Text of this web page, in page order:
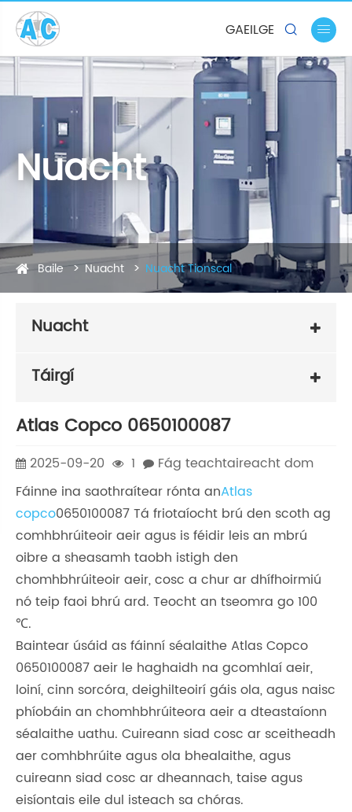
GAEILGE  
Nuacht
Baile Nuacht Nuacht Tionscal
Nuacht
Táirgí
Atlas Copco 0650100087
2025-09-20 1
Fág teachtaireacht dom
Fáinne ina saothraítear rónta anAtlas
copco0650100087 Tá friotaíocht brú den scoth ag
comhbhrúiteoir aeir agus is féidir leis an mbrú
oibre a sheasamh taobh istigh den
chomhbhrúiteoir aeir, cosc ​​a chur ar dhífhoirmiú
nó teip faoi bhrú ard. Teocht an tseomra go 100
℃.
Baintear úsáid as fáinní séalaithe Atlas Copco
0650100087 aeir le haghaidh na gcomhlaí aeir,
loiní, cinn sorcóra, deighilteoirí gáis ola, agus naisc
phíobáin an chomhbhrúiteora aeir a dteastaíonn
séalaithe uathu. Cuireann siad cosc ​​ar sceitheadh
​​aer comhbhrúite agus ola bhealaithe, agus
cuireann siad cosc ​​ar dheannach, taise agus
eisíontais eile dul isteach sa chóras.